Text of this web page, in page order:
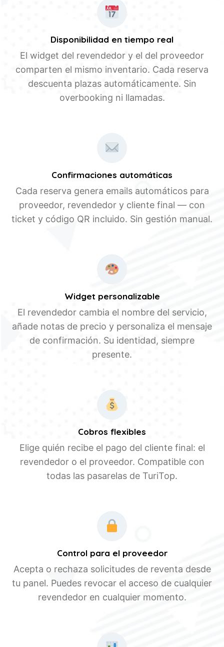
Disponibilidad en tiempo real
El widget del revendedor y el del proveedor
comparten el mismo inventario. Cada reserva
descuenta plazas automáticamente. Sin
overbooking ni llamadas.
Confirmaciones automáticas
Cada reserva genera emails automáticos para
proveedor, revendedor y cliente final — con
ticket y código QR incluido. Sin gestión manual.
Widget personalizable
El revendedor cambia el nombre del servicio,
añade notas de precio y personaliza el mensaje
de confirmación. Su identidad, siempre
presente.
Cobros flexibles
Elige quién recibe el pago del cliente final: el
revendedor o el proveedor. Compatible con
todas las pasarelas de TuriTop.
Control para el proveedor
Acepta o rechaza solicitudes de reventa desde
tu panel. Puedes revocar el acceso de cualquier
revendedor en cualquier momento.